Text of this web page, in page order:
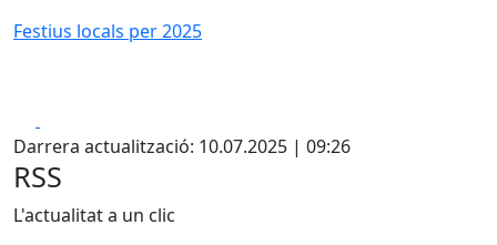
Festius locals per 2025
Darrera actualització: 10.07.2025 | 09:26
RSS
L'actualitat a un clic